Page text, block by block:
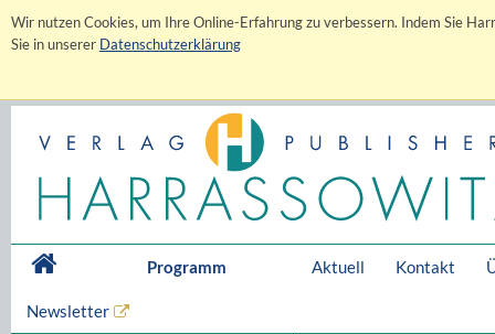
Wir nutzen Cookies, um Ihre Online-Erfahrung zu verbessern. Indem Sie
Sie in unserer Datenschutzerklärung
Programm Aktuell Kontakt
Newsletter